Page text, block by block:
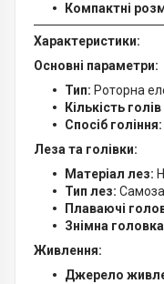
Компактні
Характеристики:
Основні параметри:
Тип: Роторна
Кількість
Спосіб гоління:
Леза та голівки:
Матеріал лез:
Тип лез:
Плаваючі
Знімна
Живлення:
Джерело